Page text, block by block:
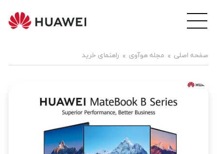
صفحه اصلی مجله هوآوی راهنمای خرید